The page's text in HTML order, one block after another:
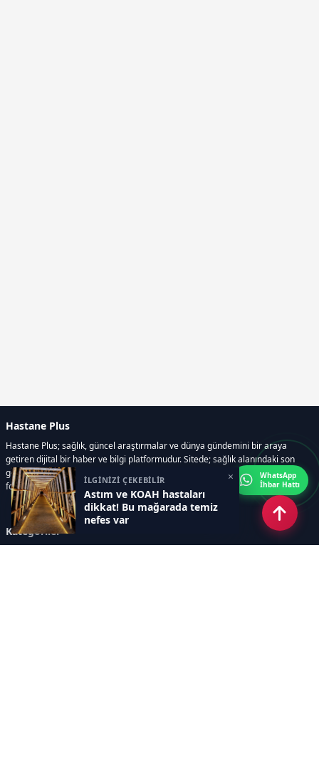
İLGİNİZİ ÇEKEBİLİR
Astım ve KOAH hastaları
dikkat! Bu mağarada temiz
nefes var
×
Hastane Plus
Hastane Plus; sağlık, güncel araştırmalar ve dünya gündemini bir araya
getiren dijital bir haber ve bilgi platformudur. Sitede; sağlık alanındaki son
gelişmeler, bilimsel araştırmalar, yaşam rehberleri, resmi ilanlar, video ve
fotoğraf galerileri ve e-gazete içerikleri yer almaktadır.
Kategoriler
WhatsApp
İhbar Hattı